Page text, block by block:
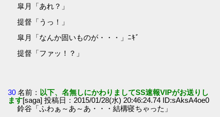
皐月「あれ？」
提督「うっ！」
皐月「なんか固いものが・・・」ﾆｷﾞ
提督「ファッ！？」
30 名前： 以下、名無しにかわりましてSS速報VIPがお送りし
ます[saga] 投稿日：2015/01/28(水) 20:46:24.74 ID:sAksA4oe0
鈴谷「ふわぁ～あ～あ・・・結構寝ちゃった」